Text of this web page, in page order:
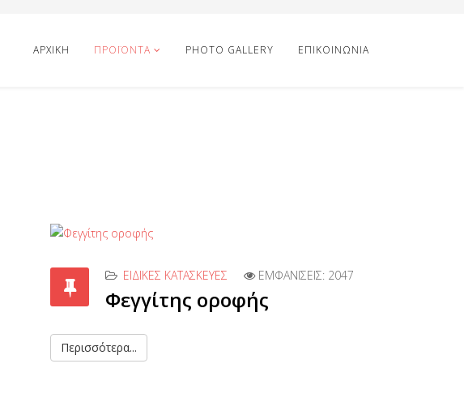
ΑΡΧΙΚΗ ΠΡΟΪΌΝΤΑ PHOTO GALLERY ΕΠΙΚΟΙΝΩΝΙΑ
ΕΙΔΙΚΈΣ ΚΑΤΑΣΚΕΥΈΣ ΕΜΦΑΝΊΣΕΙΣ: 2047
Φεγγίτης οροφής
Περισσότερα...